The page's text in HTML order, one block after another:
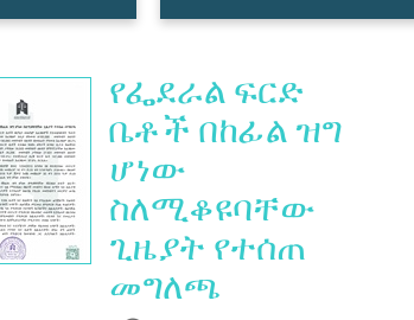
የፌደራል ፍርድ
ቤቶች በከፊል ዝግ
ሆነው
ስለሚቆዩባቸው
ጊዜያት የተሰጠ
መግለጫ